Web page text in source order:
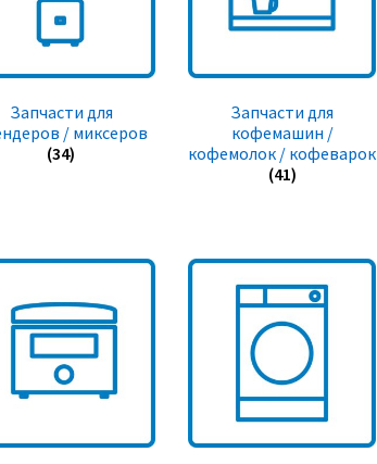
Запчасти для
/ миксеров
(34)
Запчасти для
кофемашин /
кофемолок / кофеварок
(41)